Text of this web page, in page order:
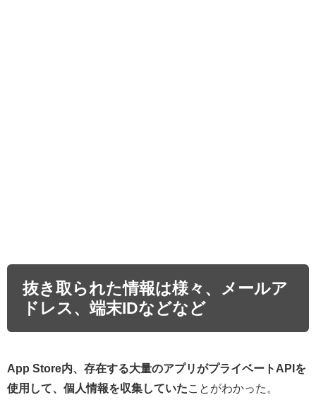
抜き取られた情報は様々、メールア
ドレス、端末IDなどなど
App Store内、存在する大量のアプリがプライベートAPIを
使用して、個人情報を収集していたことがわかった。